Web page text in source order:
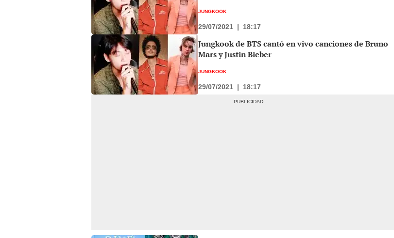
JUNGKOOK
29/07/2021 | 18:17
Jungkook de BTS cantó en vivo canciones de Bruno
Mars y Justin Bieber
JUNGKOOK
29/07/2021 | 18:17